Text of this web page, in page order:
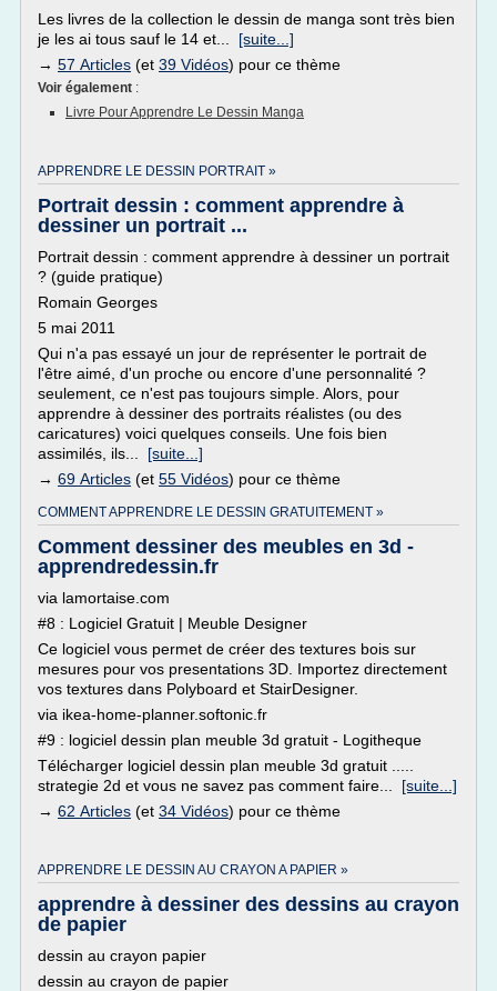
Les livres de la collection le dessin de manga sont très bien
je les ai tous sauf le 14 et... [suite...]
→ 57 Articles (et 39 Vidéos) pour ce thème
Voir également :
Livre Pour Apprendre Le Dessin Manga
APPRENDRE LE DESSIN PORTRAIT »
Portrait dessin : comment apprendre à
dessiner un portrait ...
Portrait dessin : comment apprendre à dessiner un portrait
? (guide pratique)
Romain Georges
5 mai 2011
Qui n'a pas essayé un jour de représenter le portrait de
l'être aimé, d'un proche ou encore d'une personnalité ?
seulement, ce n'est pas toujours simple. Alors, pour
apprendre à dessiner des portraits réalistes (ou des
caricatures) voici quelques conseils. Une fois bien
assimilés, ils... [suite...]
→ 69 Articles (et 55 Vidéos) pour ce thème
COMMENT APPRENDRE LE DESSIN GRATUITEMENT »
Comment dessiner des meubles en 3d -
apprendredessin.fr
via lamortaise.com
#8 : Logiciel Gratuit | Meuble Designer
Ce logiciel vous permet de créer des textures bois sur
mesures pour vos presentations 3D. Importez directement
vos textures dans Polyboard et StairDesigner.
via ikea-home-planner.softonic.fr
#9 : logiciel dessin plan meuble 3d gratuit - Logitheque
Télécharger logiciel dessin plan meuble 3d gratuit .....
strategie 2d et vous ne savez pas comment faire... [suite...]
→ 62 Articles (et 34 Vidéos) pour ce thème
APPRENDRE LE DESSIN AU CRAYON A PAPIER »
apprendre à dessiner des dessins au crayon
de papier
dessin au crayon papier
dessin au crayon de papier